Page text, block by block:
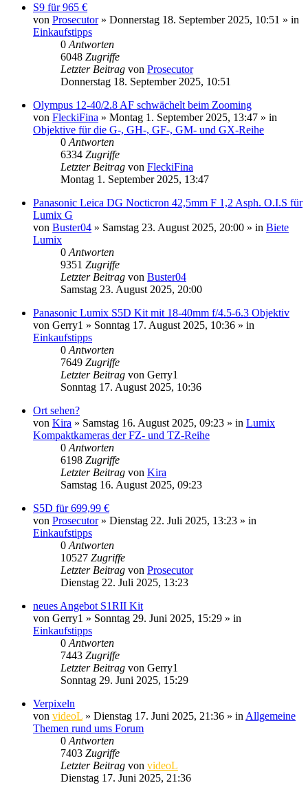
S9 für 965 €
von Prosecutor» Donnerstag 18. September 2025, 10:51 » in
Einkaufstipps
0 Antworten
6048 Zugriffe
Letzter Beitrag von Prosecutor
Donnerstag 18. September 2025, 10:51
Olympus 12-40/2.8 AF schwächelt beim Zooming
von FleckiFina » Montag 1. September 2025, 13:47 » in
Objektive für die G-, GH-, GF-, GM- und GX-Reihe
0 Antworten
6334 Zugriffe
Letzter Beitrag von FleckiFina
Montag 1. September 2025, 13:47
Panasonic Leica DG Nocticron 42,5mm F 1,2 Asph. O.I.S für
Lumix G
von Buster04 » Samstag 23. August 2025, 20:00 » in Biete
Lumix
0 Antworten
9351 Zugriffe
Letzter Beitrag von Buster04
Samstag 23. August 2025, 20:00
Panasonic Lumix S5D Kit mit 18-40mm f/4.5-6.3 Objektiv
von Gerry1 » Sonntag 17. August 2025, 10:36 » in
Einkaufstipps
0 Antworten
7649 Zugriffe
Letzter Beitrag von Gerry1
Sonntag 17. August 2025, 10:36
Ort sehen?
von Kira » Samstag 16. August 2025, 09:23 » in Lumix
Kompaktkameras der FZ- und TZ-Reihe
0 Antworten
6198 Zugriffe
Letzter Beitrag von Kira
Samstag 16. August 2025, 09:23
S5D für 699,99 €
von Prosecutor» Dienstag 22. Juli 2025, 13:23 » in
Einkaufstipps
0 Antworten
10527 Zugriffe
Letzter Beitrag von Prosecutor
Dienstag 22. Juli 2025, 13:23
neues Angebot S1RII Kit
von Gerry1 » Sonntag 29. Juni 2025, 15:29 » in
Einkaufstipps
0 Antworten
7443 Zugriffe
Letzter Beitrag von Gerry1
Sonntag 29. Juni 2025, 15:29
Verpixeln
von videoL » Dienstag 17. Juni 2025, 21:36 » in Allgemeine
Themen rund ums Forum
0 Antworten
7403 Zugriffe
Letzter Beitrag von videoL
Dienstag 17. Juni 2025, 21:36